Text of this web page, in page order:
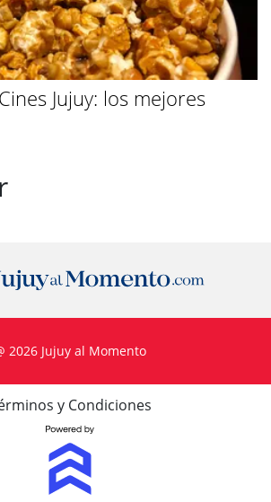
Jujuy: los mejores
2026 Jujuy al Momento
y Condiciones